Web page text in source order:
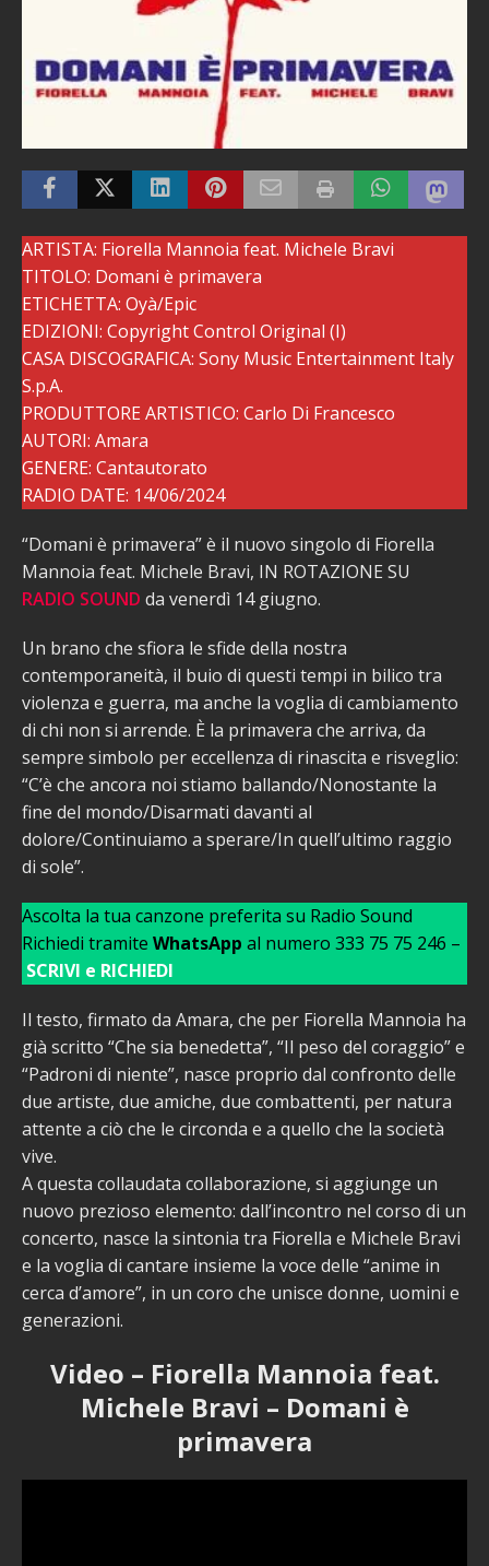
ARTISTA: Fiorella Mannoia feat. Michele Bravi
TITOLO: Domani è primavera
ETICHETTA: Oyà/Epic
EDIZIONI: Copyright Control Original (I)
CASA DISCOGRAFICA: Sony Music Entertainment Italy
S.p.A.
PRODUTTORE ARTISTICO: Carlo Di Francesco
AUTORI: Amara
GENERE: Cantautorato
RADIO DATE: 14/06/2024
“Domani è primavera” è il nuovo singolo di Fiorella
Mannoia feat. Michele Bravi, IN ROTAZIONE SU
RADIO SOUND da venerdì 14 giugno.
Un brano che sfiora le sfide della nostra
contemporaneità, il buio di questi tempi in bilico tra
violenza e guerra, ma anche la voglia di cambiamento
di chi non si arrende. È la primavera che arriva, da
sempre simbolo per eccellenza di rinascita e risveglio:
“C’è che ancora noi stiamo ballando/Nonostante la
fine del mondo/Disarmati davanti al
dolore/Continuiamo a sperare/In quell’ultimo raggio
di sole”.
Ascolta la tua canzone preferita su Radio Sound
Richiedi tramite WhatsApp al numero 333 75 75 246 –
SCRIVI e RICHIEDI
Il testo, firmato da Amara, che per Fiorella Mannoia ha
già scritto “Che sia benedetta”, “Il peso del coraggio” e
“Padroni di niente”, nasce proprio dal confronto delle
due artiste, due amiche, due combattenti, per natura
attente a ciò che le circonda e a quello che la società
vive.
A questa collaudata collaborazione, si aggiunge un
nuovo prezioso elemento: dall’incontro nel corso di un
concerto, nasce la sintonia tra Fiorella e Michele Bravi
e la voglia di cantare insieme la voce delle “anime in
cerca d’amore”, in un coro che unisce donne, uomini e
generazioni.
Video – Fiorella Mannoia feat.
Michele Bravi – Domani è
primavera